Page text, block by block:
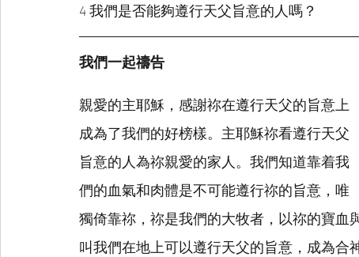
4 我們是否能夠遵行天父旨意的人嗎？
我們一起禱告
親愛的主耶穌，感謝祢在遵行天父的旨意上
成為了我們的好榜樣。主耶穌祢看遵行天父
旨意的人為祢親愛的家人。我們知道靠着我
們的血氣和肉體是不可能遵行祢的旨意，唯
獨倚靠祢，祢是我們的大牧者，以祢的寶血
叫我們在地上可以遵行天父的旨意，成為合